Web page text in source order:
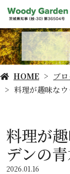
HOME ブ
料理が趣味な
料理が
デンの
2026.01.16